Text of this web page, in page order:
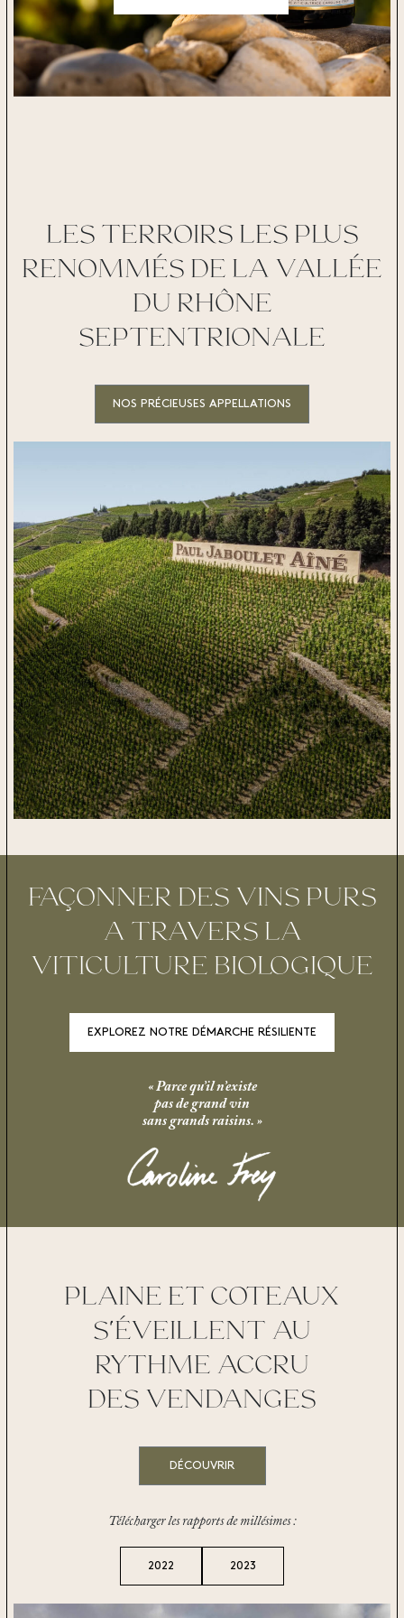
DÉCOUVRIR
LES TERROIRS LES PLUS
RENOMMÉS DE LA VALLÉE
DU RHÔNE
SEPTENTRIONALE
NOS PRÉCIEUSES APPELLATIONS
FAÇONNER DES VINS PURS
A TRAVERS LA
VITICULTURE BIOLOGIQUE
EXPLOREZ NOTRE DÉMARCHE RÉSILIENTE
« Parce qu’il n’existe
pas de grand vin
sans grands raisins. »
PLAINE ET COTEAUX
S’ÉVEILLENT AU
RYTHME ACCRU
DES VENDANGES
DÉCOUVRIR
Télécharger les rapports de millésimes :
2022 2023